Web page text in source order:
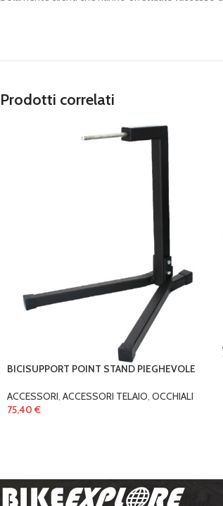
Prodotti correlati
BICISUPPORT POINT STAND PIEGHEVOLE
ACCESSORI, ACCESSORI TELAIO, OCCHIALI
75,40 €